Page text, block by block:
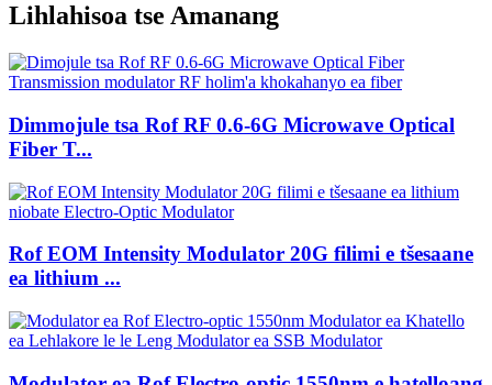
Lihlahisoa tse Amanang
Dimmojule tsa Rof RF 0.6-6G Microwave Optical
Fiber T...
Rof EOM Intensity Modulator 20G filimi e tšesaane
ea lithium ...